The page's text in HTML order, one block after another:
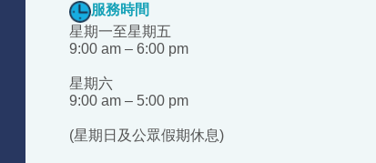
服務時間
星期一至星期五
9:00 am – 6:00 pm
星期六
9:00 am – 5:00 pm
(星期日及公眾假期休息)